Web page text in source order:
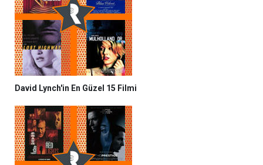
David Lynch'in En Güzel 15 Filmi